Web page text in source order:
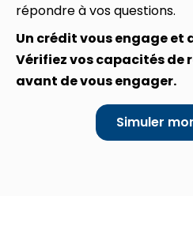
répondre à vos questions.
Un crédit vous engage et
Vérifiez vos capacités de
avant de vous engager.
Simuler